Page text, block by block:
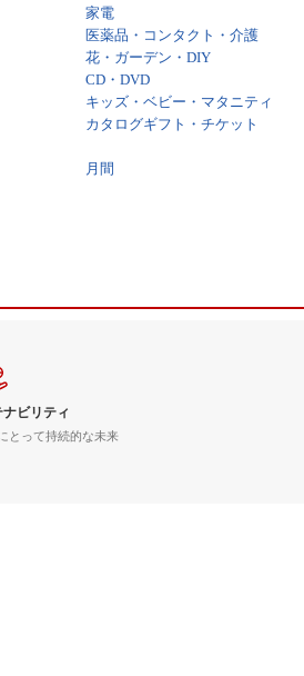
家電
医薬品・コンタクト・介護
花・ガーデン・DIY
CD・DVD
キッズ・ベビー・マタニティ
カタログギフト・チケット
月間
ビリティ
とって持続的な未来